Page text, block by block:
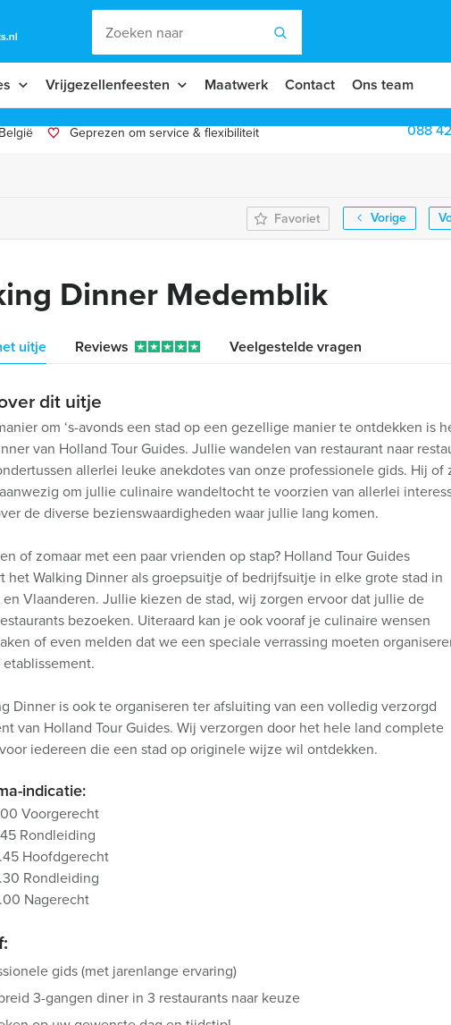
Vrijgezellenfeesten Maatwerk Contact Ons team
Geprezen om service & flexibiliteit 088
Vorige
Favoriet
Dinner Medemblik
uitje Reviews Veelgestelde vragen
dit uitje
om ‘s-avonds een stad op een gezellige manier te ontdekken is
van Holland Tour Guides. Jullie wandelen van restaurant naar
allerlei leuke anekdotes van onze professionele gids. Hij of
om jullie culinaire wandeltocht te voorzien van allerlei
de diverse bezienswaardigheden waar jullie lang komen.
of zomaar met een paar vrienden op stap? Holland Tour Guides
het Walking Dinner als groepsuitje of bedrijfsuitje in elke grote stad in
en Vlaanderen. Jullie kiezen de stad, wij zorgen ervoor dat jullie de
bezoeken. Uiteraard kan je ook vooraf je culinaire wensen
of even melden dat we een speciale verrassing moeten
Dinner is ook te organiseren ter afsluiting van een volledig verzorgd
van Holland Tour Guides. Wij verzorgen door het hele land complete
iedereen die een stad op originele wijze wil ontdekken.
indicatie:
Voorgerecht
Rondleiding
Hoofdgerecht
Rondleiding
Nagerecht
gids (met jarenlange ervaring)
3-gangen diner in 3 restaurants naar keuze